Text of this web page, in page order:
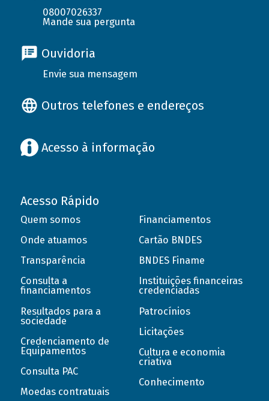
08007026337
Mande sua pergunta
Ouvidoria
Envie sua mensagem
Outros telefones e endereços
Acesso à informação
Acesso Rápido
Quem somos
Onde atuamos
Transparência
Consulta a
financiamentos
Resultados para a
sociedade
Credenciamento de
Equipamentos
Consulta PAC
Moedas contratuais
Financiamentos
Cartão BNDES
BNDES Finame
Instituições financeiras
credenciadas
Patrocínios
Licitações
Cultura e economia
criativa
Conhecimento